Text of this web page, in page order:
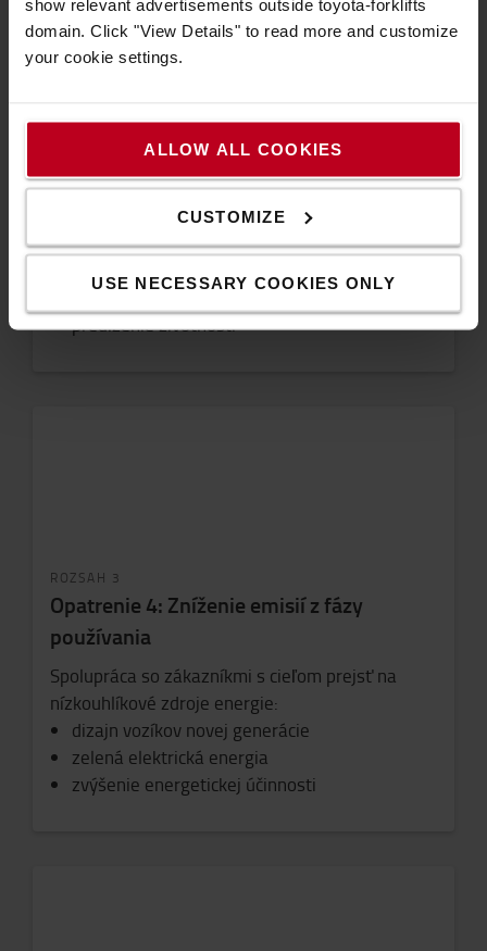
show relevant advertisements outside toyota-forklifts
domain. Click "View Details" to read more and customize
your cookie settings.
ALLOW ALL COOKIES
CUSTOMIZE
USE NECESSARY COOKIES ONLY
Opatrenie 3: Obehové hospodárstvo
Zlepšiť ekologický dizajn a životnosť vozíkov:
používanie recyklovaných materiálov a dielov
predĺženie životnosti
ROZSAH 3
Opatrenie 4: Zníženie emisií z fázy
používania
Spolupráca so zákazníkmi s cieľom prejsť na
nízkouhlíkové zdroje energie:
dizajn vozíkov novej generácie
zelená elektrická energia
zvýšenie energetickej účinnosti